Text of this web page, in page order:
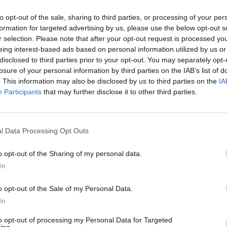
opt-out of the sale, sharing to third parties, or processing of your
for targeted advertising by us, please use the below opt-out
selection. Please note that after your opt-out request is processed
interest-based ads based on personal information utilized by us
to third parties prior to your opt-out. You may separately
of your personal information by third parties on the IAB’s list of
This information may also be disclosed by us to third parties on the
Participants that may further disclose it to other third parties.
Data Processing Opt Outs
opt-out of the Sharing of my personal data.
opt-out of the Sale of my Personal Data.
opt-out of processing my Personal Data for Targeted
registrate limitazioni e cancellazioni.
15 a Termini i tabelloni hanno segnalato
190 minuti. Quella dei danneggiamenti è
che va in crescendo. Secondo i
nei giorni scorsi dal Viminale, nel 2025
49 casi, in forte aumento rispetto ai
E il ministro delle Infrastrutture e dei
Salvini va all'attacco, parla di
atti criminali contro i lavoratori e
i controlli per stanare questi
sperando che nessuno minimizzi o
stessa linea il sottosegretario al Mit
che definisce i sabotaggi "una
sicurezza" e invoca "pene esemplari" e